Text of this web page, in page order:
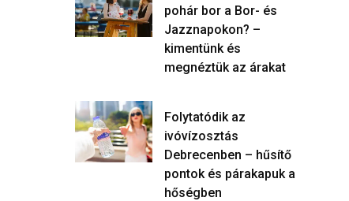
pohár bor a Bor- és
Jazznapokon? –
kimentünk és
megnéztük az árakat
Folytatódik az
ivóvízosztás
Debrecenben – hűsítő
pontok és párakapuk a
hőségben